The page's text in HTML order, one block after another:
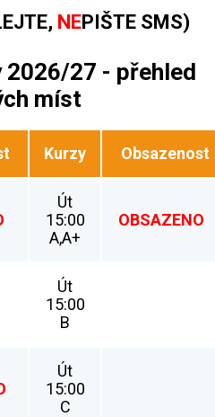
NEPIŠTE SMS)
2026/27 - přehled
míst
Kurzy Obsazenost
Út
15:00
A,A+
OBSAZENO
Út
15:00
B
Út
15:00
C